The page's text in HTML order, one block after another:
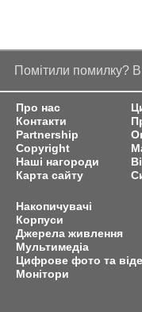
Помітили помилку?
Про нас
Контакти
Partnership
Copyright
Наші нагороди
Карта сайту
Накопичувачі
Корпуси
Джерела живлення
Мультимедіа
Цифрове фото та
Монітори